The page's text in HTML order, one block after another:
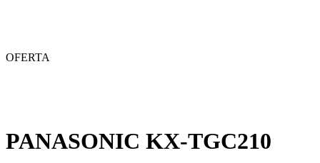
OFERTA
PANASONIC KX-TGC210